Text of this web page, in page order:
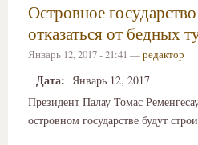
Островное
отказаться от бедных
Январь 12, 2017 - 21:41 —редактор
Дата: Январь 12, 2017
Президент Палау Томас
островном государстве будут